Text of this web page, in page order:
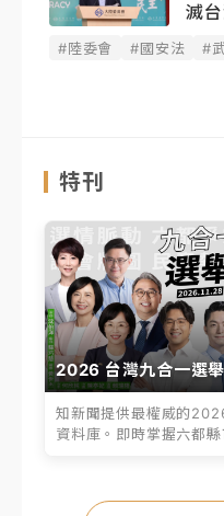
滅
#陸委會 #國安法 #
特刊
2026 台灣九合一選舉
知新聞提供最權威的
資料庫。即時掌握六都